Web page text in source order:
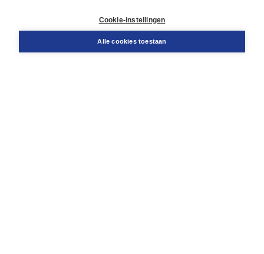
Cookie-instellingen
Alle cookies toestaan